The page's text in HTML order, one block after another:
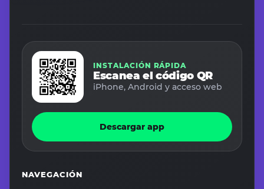
INSTALACIÓN RÁPIDA
Escanea el código QR
iPhone, Android y acceso web
Descargar app
NAVEGACIÓN